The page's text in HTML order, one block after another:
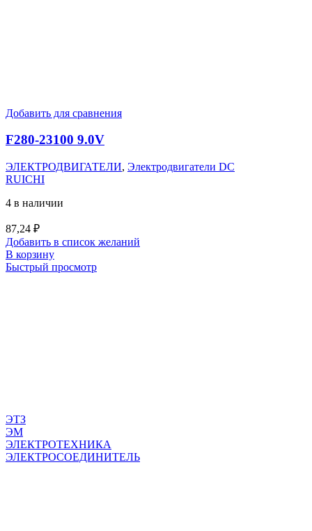
Добавить для сравнения
F280-23100 9.0V
ЭЛЕКТРОДВИГАТЕЛИ, Электродвигатели DC
RUICHI
4 в наличии
87,24 ₽
Добавить в список желаний
В корзину
Быстрый просмотр
ЭТЗ
ЭМ
ЭЛЕКТРОТЕХНИКА
ЭЛЕКТРОСОЕДИНИТЕЛЬ